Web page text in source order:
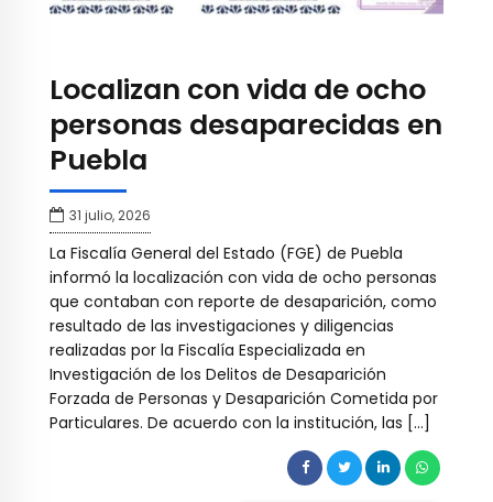
Localizan con vida de ocho
personas desaparecidas en
Puebla
31 julio, 2026
La Fiscalía General del Estado (FGE) de Puebla
informó la localización con vida de ocho personas
que contaban con reporte de desaparición, como
resultado de las investigaciones y diligencias
realizadas por la Fiscalía Especializada en
Investigación de los Delitos de Desaparición
Forzada de Personas y Desaparición Cometida por
Particulares. De acuerdo con la institución, las […]